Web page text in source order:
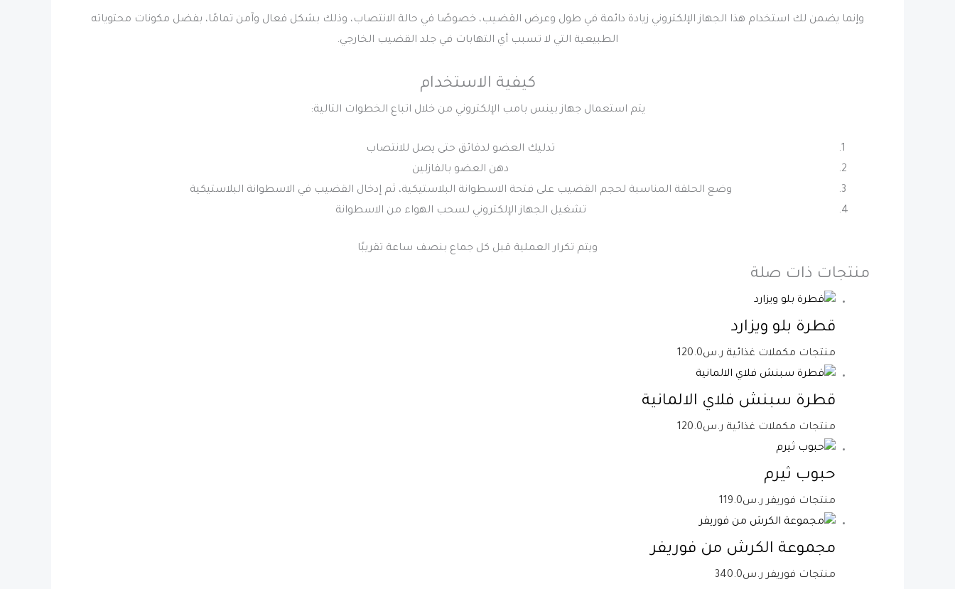
وإنما يضمن لك استخدام هذا الجهاز الإلكتروني زيادة دائمة في طول وعرض القضيب، خصوصًا في حالة الانتصاب، وذلك بشكل فعال وآمن تمامًا، بفضل مكونات محتوياته
الطبيعية التي لا تسبب أي التهابات في جلد القضيب الخارجي.
كيفية الاستخدام
يتم استعمال جهاز بينس بامب الإلكتروني من خلال اتباع الخطوات التالية:
تدليك العضو لدقائق حتى يصل للانتصاب
دهن العضو بالفازلين
وضع الحلقة المناسبة لحجم القضيب على فتحة الاسطوانة البلاستيكية، ثم إدخال القضيب في الاسطوانة البلاستيكية
تشغيل الجهاز الإلكتروني لسحب الهواء من الاسطوانة
ويتم تكرار العملية قبل كل جماع بنصف ساعة تقريبًا
منتجات ذات صلة
قطرة بلو ويزارد
منتجات مكملات غذائية ر.س120.0
قطرة سبنش فلاي الالمانية
منتجات مكملات غذائية ر.س120.0
حبوب ثيرم
منتجات فوريفر ر.س119.0
مجموعة الكرش من فوريفر
منتجات فوريفر ر.س340.0